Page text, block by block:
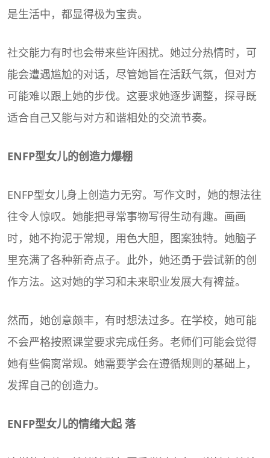
是生活中，都显得极为宝贵。
社交能力有时也会带来些许困扰。她过分热情时，可
能会遭遇尴尬的对话，尽管她旨在活跃气氛，但对方
可能难以跟上她的步伐。这要求她逐步调整，探寻既
适合自己又能与对方和谐相处的交流节奏。
ENFP型女儿的创造力爆棚
ENFP型女儿身上创造力无穷。写作文时，她的想法往
往令人惊叹。她能把寻常事物写得生动有趣。画画
时，她不拘泥于常规，用色大胆，图案独特。她脑子
里充满了各种新奇点子。此外，她还勇于尝试新的创
作方法。这对她的学习和未来职业发展大有裨益。
然而，她创意颇丰，有时想法过多。在学校，她可能
不会严格按照课堂要求完成任务。老师们可能会觉得
她有些偏离常规。她需要学会在遵循规则的基础上，
发挥自己的创造力。
ENFP型女儿的情绪大起 落